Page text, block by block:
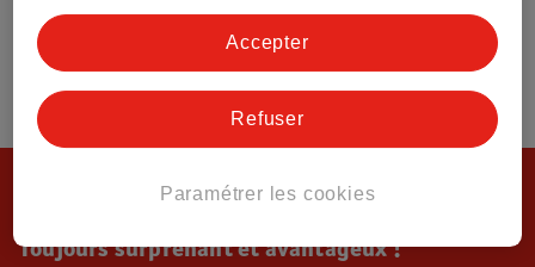
Toujours surprenant et avantageux !
Paramétrer les cookies
Refuser
Accepter